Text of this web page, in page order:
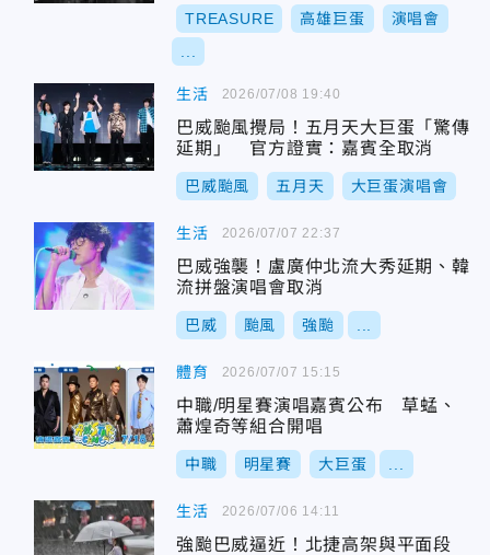
TREASURE 高雄巨蛋 演唱會
生活
巴威颱風攪局！五月天大巨蛋「驚傳
延期」 官方證實：嘉賓全取消
巴威颱風 五月天 大巨蛋演唱會
2026/07/08 19:40
生活
巴威強襲！盧廣仲北流大秀延期、韓
流拼盤演唱會取消
巴威 颱風 強颱
2026/07/07 22:37
體育
中職/明星賽演唱嘉賓公布 草蜢、
蕭煌奇等組合開唱
中職 明星賽 大巨蛋
2026/07/07 15:15
生活
強颱巴威逼近！北捷高架與平面段
2026/07/06 14:11